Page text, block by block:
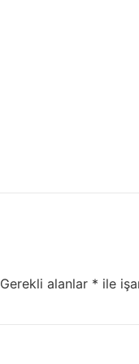
Gerekli alanlar * ile